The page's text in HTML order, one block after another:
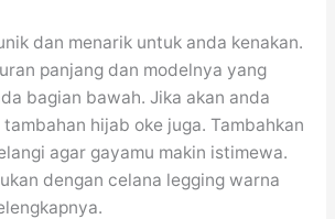
dan menarik untuk anda kenakan.
panjang dan modelnya yang
bagian bawah. Jika akan anda
hijab oke juga. Tambahkan
agar gayamu makin istimewa.
dengan celana legging warna